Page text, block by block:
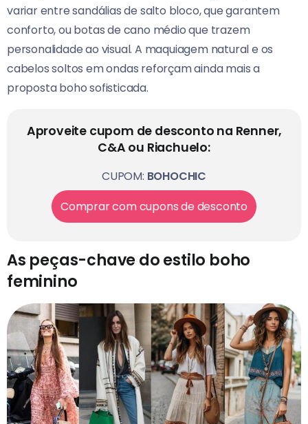
variar entre sandálias de salto bloco, que garantem
conforto, ou botas de cano médio que trazem
personalidade ao visual. A maquiagem natural e os
cabelos soltos em ondas reforçam ainda mais a
proposta boho sofisticada.
Aproveite cupom de desconto na Renner,
C&A ou Riachuelo:
CUPOM: BOHOCHIC
Comprar com cupons de desconto
As peças-chave do estilo boho
feminino